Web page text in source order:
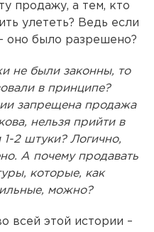
продажу, а тем, кто
улететь? Ведь если
оно было разрешено?
не были законны, то
в принципе?
запрещена продажа
нельзя прийти в
1-2 штуки? Логично,
А почему продавать
которые, как
можно?
всей этой истории –